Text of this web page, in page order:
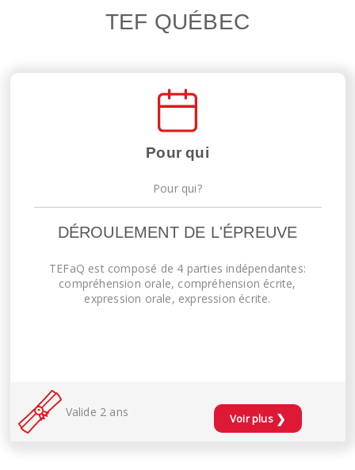
TEF QUÉBEC
Pour qui
Pour qui?
DÉROULEMENT DE L'ÉPREUVE
TEFaQ est composé de 4 parties indépendantes:
compréhension orale, compréhension écrite,
expression orale, expression écrite.
Valide 2 ans Voir plus ❯